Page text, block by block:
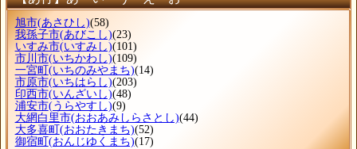
旭市(あさひし)(58)
我孫子市(あびこし)(23)
いすみ市(いすみし)(101)
市川市(いちかわし)(109)
一宮町 (いちのみやまち)(14)
市原市(いちはらし)(203)
印西市(いんざいし)(48)
浦安市(うらやすし)(9)
大網白里市(おおあみしらさとし)(44)
大多喜町 (おおたきまち)(52)
御宿町 (おんじゆくまち)(17)